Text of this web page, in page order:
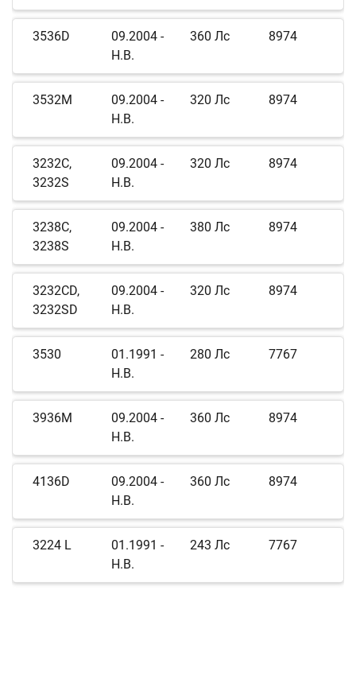
3536D
09.2004 -
Н.В.
360 Лс 8974
3532M
09.2004 -
Н.В.
320 Лс 8974
3232C,
3232S
09.2004 -
Н.В.
320 Лс 8974
3238C,
3238S
09.2004 -
Н.В.
380 Лс 8974
3232CD,
3232SD
09.2004 -
Н.В.
320 Лс 8974
3530
01.1991 -
Н.В.
280 Лс 7767
3936M
09.2004 -
Н.В.
360 Лс 8974
4136D
09.2004 -
Н.В.
360 Лс 8974
3224 L
01.1991 -
Н.В.
243 Лс 7767